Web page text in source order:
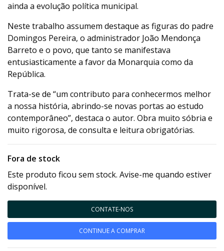
ainda a evolução política municipal.
Neste trabalho assumem destaque as figuras do padre
Domingos Pereira, o administrador João Mendonça
Barreto e o povo, que tanto se manifestava
entusiasticamente a favor da Monarquia como da
República.
Trata-se de “um contributo para conhecermos melhor
a nossa história, abrindo-se novas portas ao estudo
contemporâneo”, destaca o autor. Obra muito sóbria e
muito rigorosa, de consulta e leitura obrigatórias.
Fora de stock
Este produto ficou sem stock. Avise-me quando estiver
disponível.
CONTATE-NOS
CONTINUE A COMPRAR